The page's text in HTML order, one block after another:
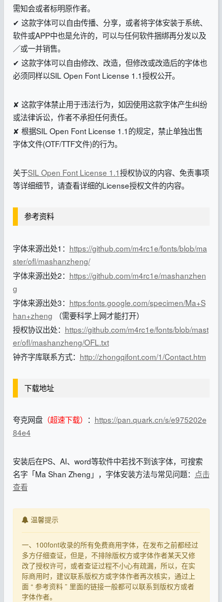
需知会或者标明原作者。
✔ 这款字体可以自由传播、分享，或者将字体安装于系统、
软件或APP中也是允许的，可以与任何软件捆绑再分发以及
／或一并销售。
✔ 这款字体可以自由修改、改造，但修改或改造后的字体也
必须同样以SIL Open Font License 1.1授权公开。
✘ 这款字体禁止用于违法行为，如因使用这款字体产生纠纷
或法律诉讼，作者不承担任何责任。
✘ 根据SIL Open Font License 1.1的规定，禁止单独出售
字体文件(OTF/TTF文件)的行为。
关于SIL Open Font License 1.1授权协议的内容、免责事项
等详细细节，请查看详细的License授权文件的内容。
参考资料
字体来源出处1： https://github.com/m4rc1e/fonts/blob/ma
ster/ofl/mashanzheng/
字体来源出处2： https://github.com/m4rc1e/mashanzhen
g
字体来源出处3： https:fonts.google.com/specimen/Ma+S
han+zheng （需要科学上网才能打开）
授权协议出处： https://github.com/m4rc1e/fonts/blob/mast
er/ofl/mashanzheng/OFL.txt
钟齐字库联系方式： http://zhongqifont.com/1/Contact.htm
下载地址
夸克网盘（超速下载） ： https://pan.quark.cn/s/e975202e
84e4
安装后在PS、AI、word等软件中若找不到该字体，可搜索
名字「Ma Shan Zheng」，字体安装方法与常见问题： 点击
查看
温馨提示
一、100font收录的所有免费商用字体，在发布之前都经过
多方仔细查证，但是，不排除版权方或字体作者某天又修
改了授权许可，或者查证过程不小心有疏漏，所以，在实
际商用时，建议联系版权方或字体作者再次核实，通过上
面 “ 参考资料 ” 里面的链接一般都可以联系到版权方或者
字体作者。